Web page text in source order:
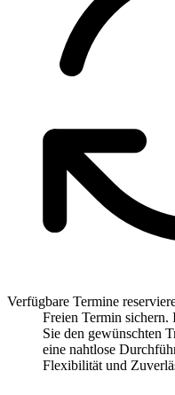
Verfügbare Termine
Freien Termin
Sie den gewünschten
eine nahtlose
Flexibilität und